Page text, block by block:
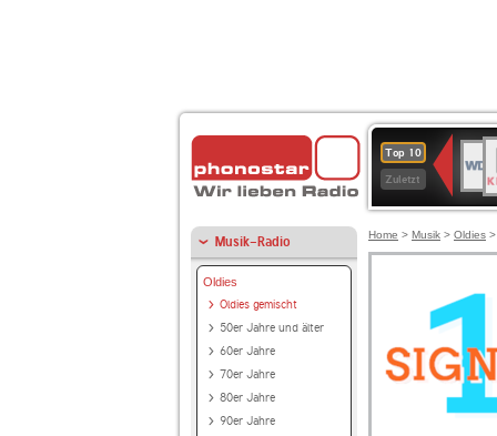
Top 10
Zuletzt
4
Musik-Radio
Oldies
Oldies gemischt
50er Jahre und älter
60er Jahre
70er Jahre
80er Jahre
90er Jahre
Home > Musik > Oldies >